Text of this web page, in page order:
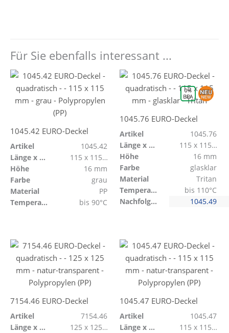
Für Sie ebenfalls interessant ...
1045.42 EURO-Deckel
Artikel
1045.42
Länge x Breite
115 x 115 mm
Höhe
16 mm
Farbe
grau
Material
PP
Temperaturbeständig
bis 90°C
1045.76 EURO-Deckel
Artikel
1045.76
Länge x Breite
115 x 115 mm
Höhe
16 mm
Farbe
glasklar
Material
Tritan
Temperaturbeständig
bis 110°C
Nachfolge für Artikel
1045.49
7154.46 EURO-Deckel
Artikel
7154.46
Länge x Breite
125 x 125 mm
1045.47 EURO-Deckel
Artikel
1045.47
Länge x Breite
115 x 115 mm